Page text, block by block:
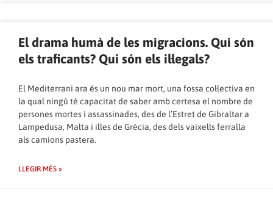
El drama humà de les migracions. Qui són
els traficants? Qui són els il·legals?
El Mediterrani ara és un nou mar mort, una fossa col·lectiva en
la qual ningú té capacitat de saber amb certesa el nombre de
persones mortes i assassinades, des de l’Estret de Gibraltar a
Lampedusa, Malta i illes de Grècia, des dels vaixells ferralla
als camions pastera.
LLEGIR MÉS »